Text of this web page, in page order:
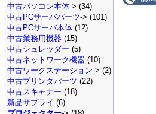
中古パソコン本体-> (34)
中古PCサーバパーツ-> (101)
中古PCサーバ本体 (12)
中古業務用機器 (15)
中古シュレッダー (5)
中古ネットワーク機器 (10)
中古ワークステーション-> (2)
中古プリンタパーツ (22)
中古スキャナー (18)
新品サプライ (6)